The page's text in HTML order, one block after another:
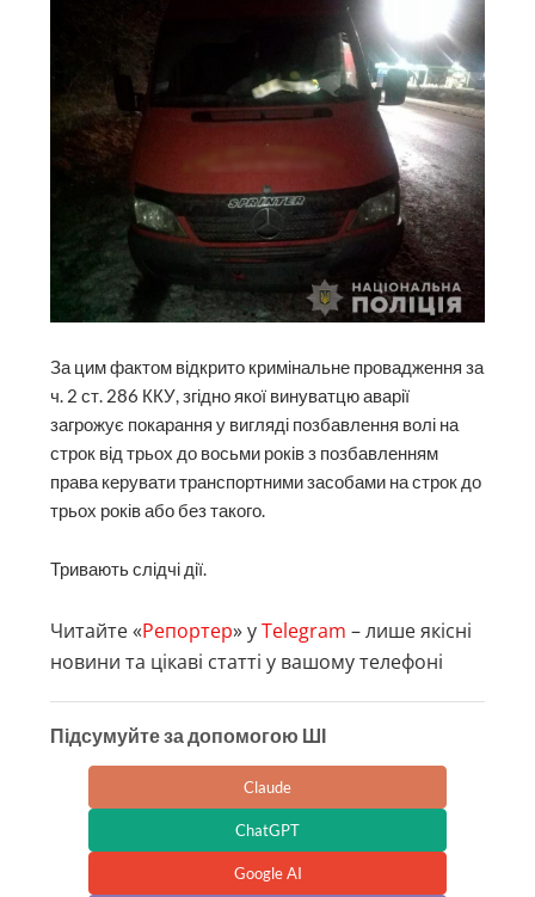
За цим фактом відкрито кримінальне провадження за
ч. 2 ст. 286 ККУ, згідно якої винуватцю аварії
загрожує покарання у вигляді позбавлення волі на
строк від трьох до восьми років з позбавленням
права керувати транспортними засобами на строк до
трьох років або без такого.
Тривають слідчі дії.
Читайте «Репортер» уTelegram – лише якісні
новини та цікаві статті у вашому телефоні
Підсумуйте за допомогою ШІ
Claude
ChatGPT
Google AI